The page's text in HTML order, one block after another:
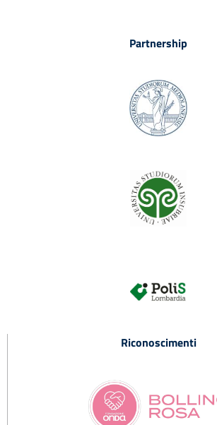
Partnership
Riconoscimenti